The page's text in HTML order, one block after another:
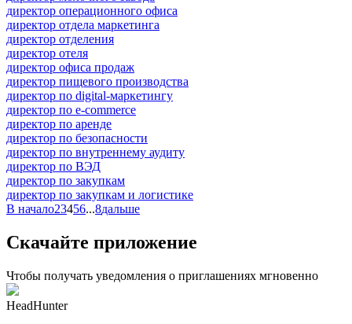
директор операционного офиса
директор отдела маркетинга
директор отделения
директор отеля
директор офиса продаж
директор пищевого производства
директор по digital-маркетингу
директор по e-commerce
директор по аренде
директор по безопасности
директор по внутреннему аудиту
директор по ВЭД
директор по закупкам
директор по закупкам и логистике
В начало23456...8дальше
Скачайте приложение
Чтобы получать уведомления о приглашениях мгновенно
HeadHunter